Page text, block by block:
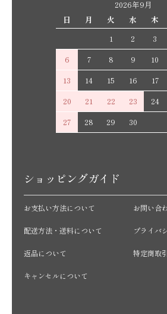
2026年9月
日
月 火 水 木
1
2 3
6
7 8 9 10
13
14 15 16 17
20
21 22 23 24
27
28 29 30
ショッピングガイド
お支払い方法について
配送方法・送料について
返品について
キャンセルについて
お問い合
プライバ
特定商取